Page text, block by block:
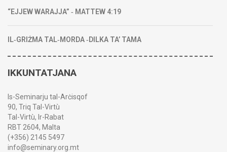
“EJJEW WARAJJA” ‑ MATTEW 4:19
IL‑GRIŻMA TAL‑MORDA ‑DILKA TA’ TAMA
IKKUNTATJANA
Is-Seminarju tal-Arċisqof
90, Triq Tal-Virtù
Tal-Virtù, Ir-Rabat
RBT 2604, Malta
(+356) 2145 5497
info@seminary.org.mt